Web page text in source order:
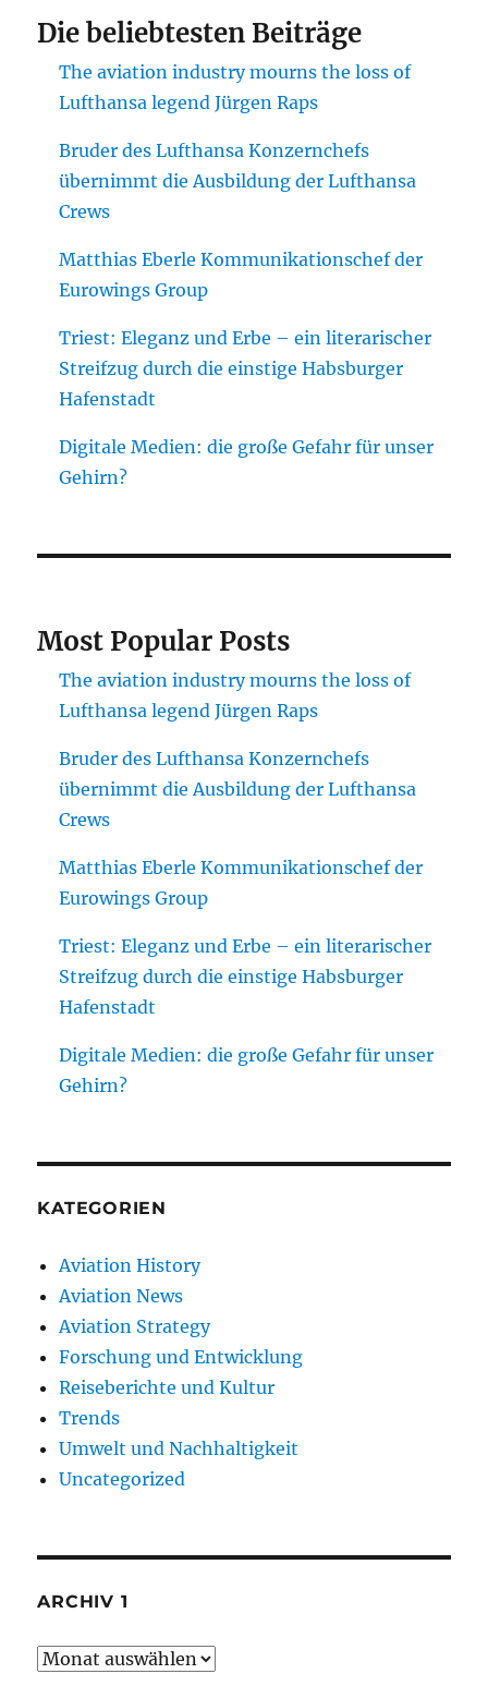
Die beliebtesten Beiträge
The aviation industry mourns the loss of
Lufthansa legend Jürgen Raps
Bruder des Lufthansa Konzernchefs
übernimmt die Ausbildung der Lufthansa
Crews
Matthias Eberle Kommunikationschef der
Eurowings Group
Triest: Eleganz und Erbe – ein literarischer
Streifzug durch die einstige Habsburger
Hafenstadt
Digitale Medien: die große Gefahr für unser
Gehirn?
Most Popular Posts
The aviation industry mourns the loss of
Lufthansa legend Jürgen Raps
Bruder des Lufthansa Konzernchefs
übernimmt die Ausbildung der Lufthansa
Crews
Matthias Eberle Kommunikationschef der
Eurowings Group
Triest: Eleganz und Erbe – ein literarischer
Streifzug durch die einstige Habsburger
Hafenstadt
Digitale Medien: die große Gefahr für unser
Gehirn?
KATEGORIEN
Aviation History
Aviation News
Aviation Strategy
Forschung und Entwicklung
Reiseberichte und Kultur
Trends
Umwelt und Nachhaltigkeit
Uncategorized
ARCHIV 1
Archiv